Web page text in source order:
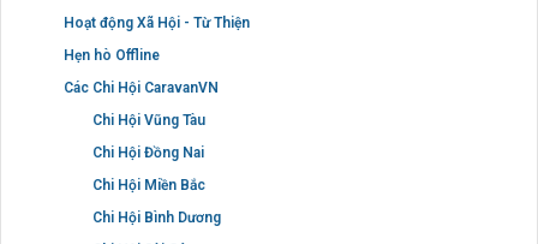
Hoạt động Xã Hội - Từ Thiện
Hẹn hò Offline
Các Chi Hội CaravanVN
Chi Hội Vũng Tàu
Chi Hội Đồng Nai
Chi Hội Miền Bắc
Chi Hội Bình Dương